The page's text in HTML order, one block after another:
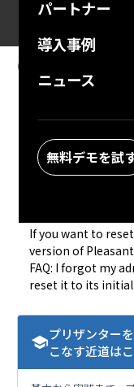
パートナー
導入事例
ニュース
無料デモを試
08.14.2024
FAQ: I forgot
reset it
If you want to
FAQ: I forgot my
reset it to its
schoolプリザンター
こなす近道は